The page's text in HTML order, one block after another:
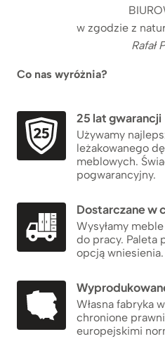
w zgodzie z
Rafał
Co nas wyróżnia?
25 lat gwarancji
Używamy
leżakowanego
meblowych.
pogwarancyjny.
Dostarczane w
Wysyłamy
do pracy. Paleta
opcją wniesienia.
Własna fabryka
chronione
europejskimi